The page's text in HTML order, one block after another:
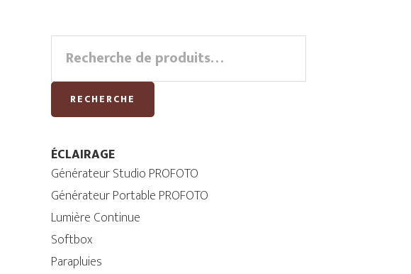
Primary
Sidebar
Recherche
pour :
RECHERCHE
ÉCLAIRAGE
Générateur Studio PROFOTO
Générateur Portable PROFOTO
Lumière Continue
Softbox
Parapluies